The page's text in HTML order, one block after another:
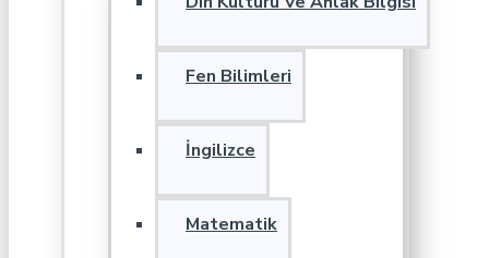
Fen Bilimleri
İngilizce
Matematik